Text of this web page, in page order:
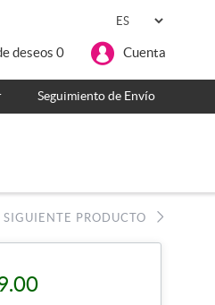
deseos 0 Cuenta
Seguimiento de Envío
SIGUIENTE PRODUCTO